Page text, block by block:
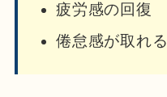
疲労感の回復
倦怠感が取れる